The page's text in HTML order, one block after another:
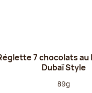
7 chocolats au
Dubaï Style
Poids net :
89g